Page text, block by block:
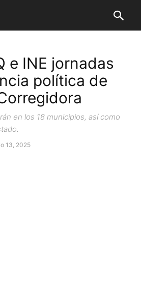
e INE jornadas
política de
en los 18 municipios, así como
13, 2025